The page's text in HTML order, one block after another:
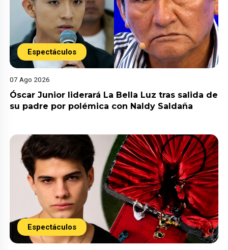
Espectáculos
07 Ago 2026
Óscar Junior liderará La Bella Luz tras salida de
su padre por polémica con Naldy Saldaña
Espectáculos